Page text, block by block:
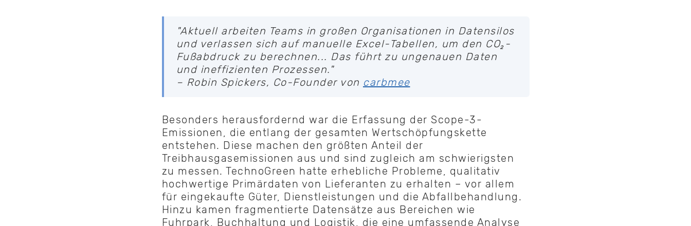
"Aktuell arbeiten Teams in großen Organisationen in Datensilos
und verlassen sich auf manuelle Excel-Tabellen, um den CO₂-
Fußabdruck zu berechnen... Das führt zu ungenauen Daten
und ineffizienten Prozessen."
– Robin Spickers, Co-Founder von carbmee
Besonders herausfordernd war die Erfassung der Scope-3-
Emissionen, die entlang der gesamten Wertschöpfungskette
entstehen. Diese machen den größten Anteil der
Treibhausgasemissionen aus und sind zugleich am schwierigsten
zu messen. TechnoGreen hatte erhebliche Probleme, qualitativ
hochwertige Primärdaten von Lieferanten zu erhalten – vor allem
für eingekaufte Güter, Dienstleistungen und die Abfallbehandlung.
Hinzu kamen fragmentierte Datensätze aus Bereichen wie
Fuhrpark, Buchhaltung und Logistik, die eine umfassende Analyse